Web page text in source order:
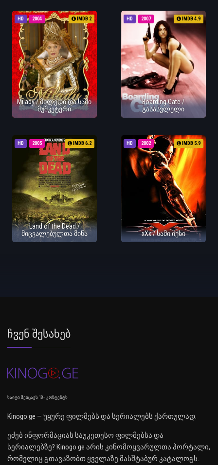
HD 2004 IMDB 2
Milady / მილედი და სამი
მუშკეტერი
HD 2007 IMDB 4.9
Boarding Gate /
გასასვლელი
HD 2005 IMDB 6.2
Land of the Dead /
მიცვალებულთა მიწა
HD 2002 IMDB 5.9
xXx / სამი იქსი
Ჩვენ Შესახებ
საიტი შეიცავს 18+ კონტენტს
Kinogo.ge — უყურე ფილმებს და სერიალებს ქართულად.
ეძებ ინფორმაციას საუკეთესო ფილმებსა და
სერიალებზე? Kinogo.ge არის კინომოყვარულთა პორტალი,
რომელიც გთავაზობთ ყველაზე მასშტაბურ კატალოგს.